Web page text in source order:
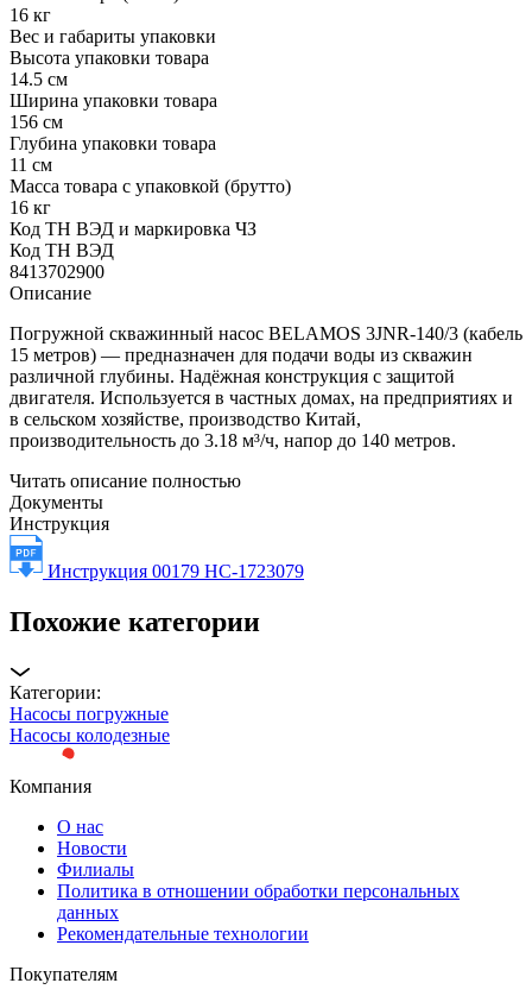
16 кг
Вес и габариты упаковки
Высота упаковки товара
14.5 см
Ширина упаковки товара
156 см
Глубина упаковки товара
11 см
Масса товара с упаковкой (брутто)
16 кг
Код ТН ВЭД и маркировка ЧЗ
Код ТН ВЭД
8413702900
Описание
Погружной скважинный насос BELAMOS 3JNR-140/3 (кабель
15 метров) — предназначен для подачи воды из скважин
различной глубины. Надёжная конструкция с защитой
двигателя. Используется в частных домах, на предприятиях и
в сельском хозяйстве, производство Китай,
производительность до 3.18 м³/ч, напор до 140 метров.
Читать описание полностью
Документы
Инструкция
Инструкция 00179 НС-1723079
Похожие категории
Категории:
Насосы погружные
Насосы колодезные
Компания
О нас
Новости
Филиалы
Политика в отношении обработки персональных
данных
Рекомендательные технологии
Покупателям